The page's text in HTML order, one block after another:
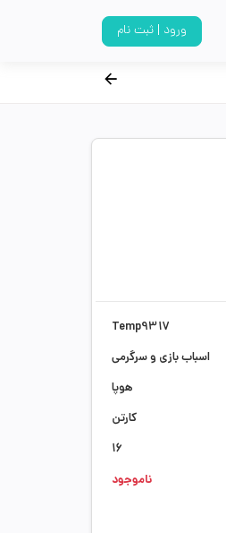
ورود | ثبت نام
Temp9317
اسباب بازی و سرگرمی
هوپا
کارتن
16
ناموجود